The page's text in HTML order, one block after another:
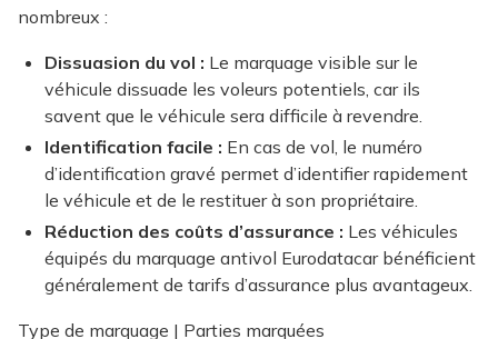
nombreux :
Dissuasion du vol : Le marquage visible sur le
véhicule dissuade les voleurs potentiels, car ils
savent que le véhicule sera difficile à revendre.
Identification facile : En cas de vol, le numéro
d’identification gravé permet d’identifier rapidement
le véhicule et de le restituer à son propriétaire.
Réduction des coûts d’assurance : Les véhicules
équipés du marquage antivol Eurodatacar bénéficient
généralement de tarifs d’assurance plus avantageux.
Type de marquage | Parties marquées